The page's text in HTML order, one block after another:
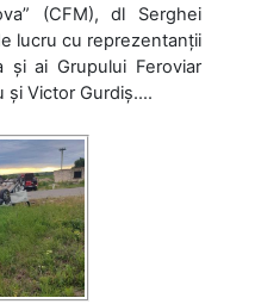
(CFM), dl Serghei
lucru cu reprezentanții
și ai Grupului Feroviar
și Victor Gurdiș....